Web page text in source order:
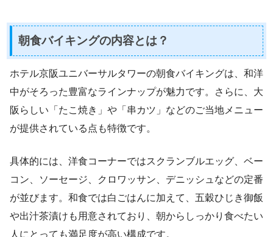
朝食バイキングの内容とは？
ホテル京阪ユニバーサルタワーの朝食バイキングは、和洋
中がそろった豊富なラインナップが魅力です。さらに、大
阪らしい「たこ焼き」や「串カツ」などのご当地メニュー
が提供されている点も特徴です。
具体的には、洋食コーナーではスクランブルエッグ、ベー
コン、ソーセージ、クロワッサン、デニッシュなどの定番
が並びます。和食では白ごはんに加えて、五穀ひじき御飯
や出汁茶漬けも用意されており、朝からしっかり食べたい
人にとっても満足度が高い構成です。